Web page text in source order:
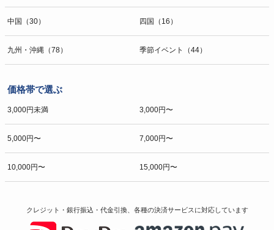
中国（30） 四国（16）
九州・沖縄（78） 季節イベント（44）
価格帯で選ぶ
3,000円未満 3,000円〜
5,000円〜 7,000円〜
10,000円〜 15,000円〜
クレジット・銀行振込・代金引換、各種の決済サービスに対応しています